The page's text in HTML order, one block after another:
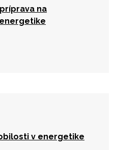
na
v energetike